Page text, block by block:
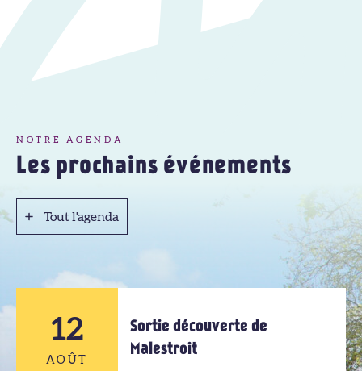
NOTRE AGENDA
Les prochains événements
Tout l'agenda
12
AOÛT
Sortie découverte de
Malestroit